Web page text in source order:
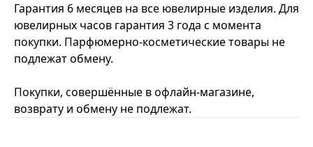
Гарантия 6 месяцев на все ювелирные изделия. Для
ювелирных часов гарантия 3 года с момента
покупки. Парфюмерно-косметические товары не
подлежат обмену.
Покупки, совершённые в офлайн-магазине,
возврату и обмену не подлежат.